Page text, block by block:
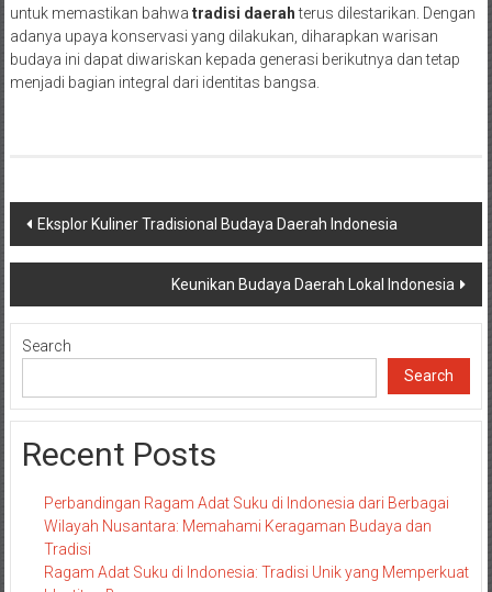
untuk memastikan bahwa tradisi daerahterus dilestarikan. Dengan
adanya upaya konservasi yang dilakukan, diharapkan warisan
budaya ini dapat diwariskan kepada generasi berikutnya dan tetap
menjadi bagian integral dari identitas bangsa.
Post
navigation
Eksplor Kuliner Tradisional Budaya Daerah Indonesia
Keunikan Budaya Daerah Lokal Indonesia
Search
Search
Recent Posts
Perbandingan Ragam Adat Suku di Indonesia dari Berbagai
Wilayah Nusantara: Memahami Keragaman Budaya dan
Tradisi
Ragam Adat Suku di Indonesia: Tradisi Unik yang Memperkuat